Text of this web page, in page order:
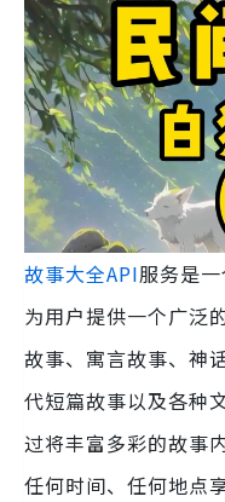
故事大全API服务是
为用户提供一个广泛
故事、寓言故事、神
代短篇故事以及各种
过将丰富多彩的故事
任何时间、任何地点